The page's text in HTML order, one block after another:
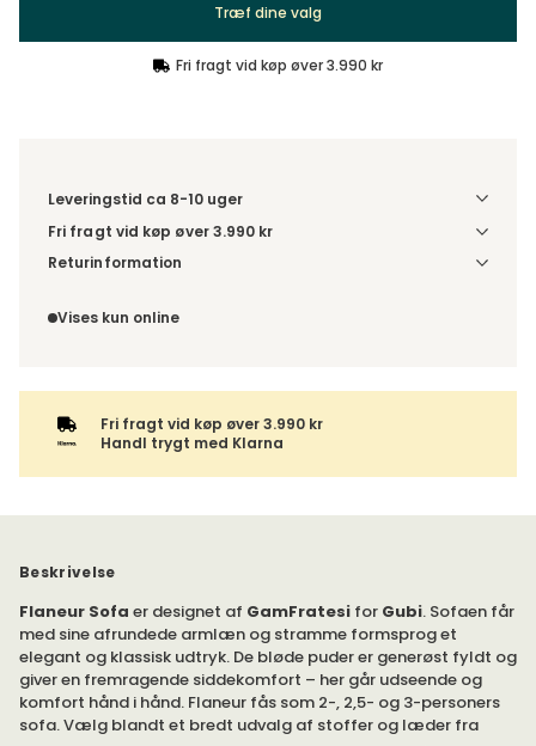
Træf dine valg
Fri fragt vid køp øver 3.990 kr
Leveringstid ca 8-10 uger
Fri fragt vid køp øver 3.990 kr
Vælg udførelse via “Træf dine valg” for at se
Returinformation
fortrydelsesret.
Vises kun online
Fri fragt vid køp øver 3.990 kr
Handl trygt med Klarna
Beskrivelse
Flaneur Sofa er designet af GamFratesi for Gubi. Sofaen får
med sine afrundede armlæn og stramme formsprog et
elegant og klassisk udtryk. De bløde puder er generøst fyldt og
giver en fremragende siddekomfort – her går udseende og
komfort hånd i hånd. Flaneur fås som 2-, 2,5- og 3-personers
sofa. Vælg blandt et bredt udvalg af stoffer og læder fra